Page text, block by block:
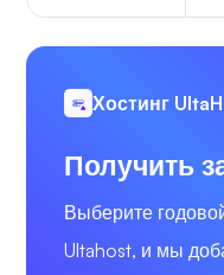
Хостинг
Получить
Выберите
Ultahost, и мы